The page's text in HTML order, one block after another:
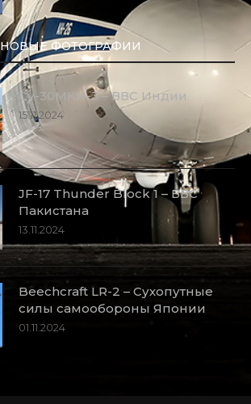
НОВЫЕ ФОТОГРАФИИ
Су-30МКИ-3 – ВВС Индии
15.11.2024
JF-17 Thunder Block 1 – ВВС
Пакистана
13.11.2024
Beechcraft LR-2 – Сухопутные
силы самообороны Японии
01.11.2024